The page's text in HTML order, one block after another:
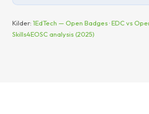
Kilder: 1EdTech — Open Badges·EDC vs
Skills4EOSC analysis (2025)